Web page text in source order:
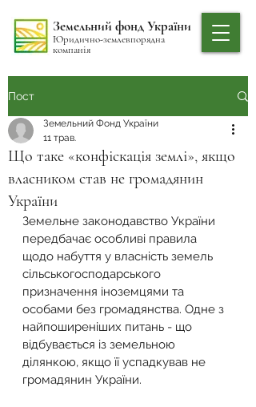
Земельний фонд України
Юридично-землевпорядна
компанія
Пост
Що таке «конфіскація землі», якщо
власником став не громадянин
України
Земельний Фонд України
11 трав.
Земельне законодавство України
передбачає особливі правила
щодо набуття у власність земель
сільськогосподарського
призначення іноземцями та
особами без громадянства. Одне з
найпоширеніших питань - що
відбувається із земельною
ділянкою, якщо її успадкував не
громадянин України.